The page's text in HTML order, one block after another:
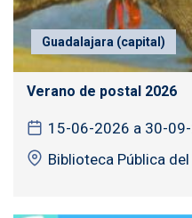
Guadalajara (capital)
Verano de postal 2026
15-06-2026 a 30-
Biblioteca Pública